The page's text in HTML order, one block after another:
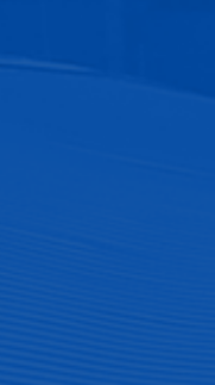
Advanced Science, 2023,
Zhao, Baojing Tian,
Li, Chaofeng Zhao,
trinitromethyl group
Communication, 2023,
Jiang, Shenghua Li*,